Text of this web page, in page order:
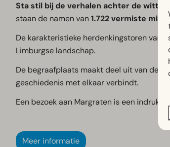
Sta stil bij de verhalen achter de witte
staan de namen van1.722 vermiste
De karakteristieke herdenkingstoren van
Limburgse landschap.
De begraafplaats maakt deel uit van de
geschiedenis met elkaar verbindt.
Een bezoek aan Margraten is een
Meer informatie